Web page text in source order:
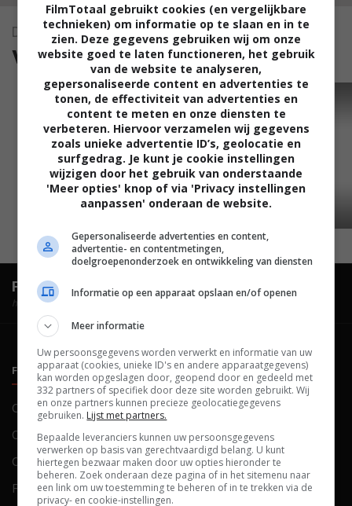
Dead Birds
video's (1)
TRAILER
FilmTotaal. Hét online filmoverzicht.
hosted by
FILMTOTAAL
Contact
Over ons
Colofon
FAQ
BELEID
Privacy
Voorwaarden
Cookies
Cookievoorkeuren
FilmTotaal gebruikt cookies (en vergelijkbare
technieken) om informatie op te slaan en in te
zien. Deze gegevens gebruiken wij om onze
website goed te laten functioneren, het gebruik
van de website te analyseren,
gepersonaliseerde content en advertenties te
tonen, de effectiviteit van advertenties en
content te meten en onze diensten te
verbeteren. Hiervoor verzamelen wij gegevens
zoals unieke advertentie ID’s, geolocatie en
surfgedrag. Je kunt je cookie instellingen
wijzigen door het gebruik van onderstaande
'Meer opties' knop of via 'Privacy instellingen
aanpassen' onderaan de website.
Gepersonaliseerde advertenties en content,
advertentie- en contentmetingen,
doelgroepenonderzoek en ontwikkeling van diensten
Informatie op een apparaat opslaan en/of openen
Meer informatie
Uw persoonsgegevens worden verwerkt en informatie van uw
apparaat (cookies, unieke ID's en andere apparaatgegevens)
kan worden opgeslagen door, geopend door en gedeeld met
332 partners of specifiek door deze site worden gebruikt. Wij
en onze partners kunnen precieze geolocatiegegevens
gebruiken. Lijst met partners.
Bepaalde leveranciers kunnen uw persoonsgegevens
verwerken op basis van gerechtvaardigd belang. U kunt
hiertegen bezwaar maken door uw opties hieronder te
beheren. Zoek onderaan deze pagina of in het sitemenu naar
een link om uw toestemming te beheren of in te trekken via de
privacy- en cookie-instellingen.